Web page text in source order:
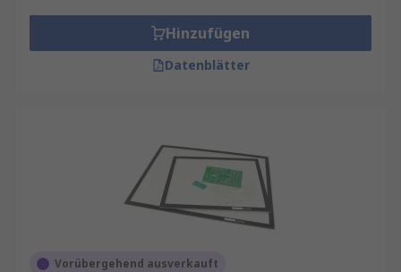
Hinzufügen
Datenblätter
Vorübergehend ausverkauft